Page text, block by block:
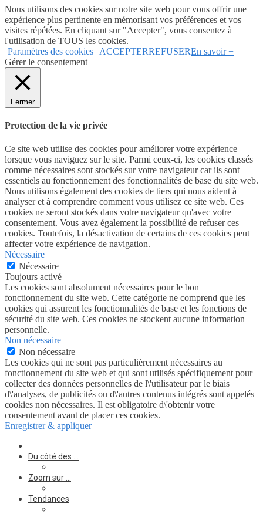
Nous utilisons des cookies sur notre site web pour vous offrir une
expérience plus pertinente en mémorisant vos préférences et vos
visites répétées. En cliquant sur "Accepter", vous consentez à
l'utilisation de TOUS les cookies.
Paramètres des cookies
ACCEPTERREFUSEREn savoir +
Gérer le consentement
Fermer
Protection de la vie privée
Ce site web utilise des cookies pour améliorer votre expérience
lorsque vous naviguez sur le site. Parmi ceux-ci, les cookies classés
comme nécessaires sont stockés sur votre navigateur car ils sont
essentiels au fonctionnement des fonctionnalités de base du site web.
Nous utilisons également des cookies de tiers qui nous aident à
analyser et à comprendre comment vous utilisez ce site web. Ces
cookies ne seront stockés dans votre navigateur qu'avec votre
consentement. Vous avez également la possibilité de refuser ces
cookies. Toutefois, la désactivation de certains de ces cookies peut
affecter votre expérience de navigation.
Nécessaire
Nécessaire
Toujours activé
Les cookies sont absolument nécessaires pour le bon
fonctionnement du site web. Cette catégorie ne comprend que les
cookies qui assurent les fonctionnalités de base et les fonctions de
sécurité du site web. Ces cookies ne stockent aucune information
personnelle.
Non nécessaire
Non nécessaire
Les cookies qui ne sont pas particulièrement nécessaires au
fonctionnement du site web et qui sont utilisés spécifiquement pour
collecter des données personnelles de l\'utilisateur par le biais
d\'analyses, de publicités ou d\'autres contenus intégrés sont appelés
cookies non nécessaires. Il est obligatoire d\'obtenir votre
consentement avant de placer ces cookies.
Enregistrer & appliquer
Du côté des …
Zoom sur …
Tendances